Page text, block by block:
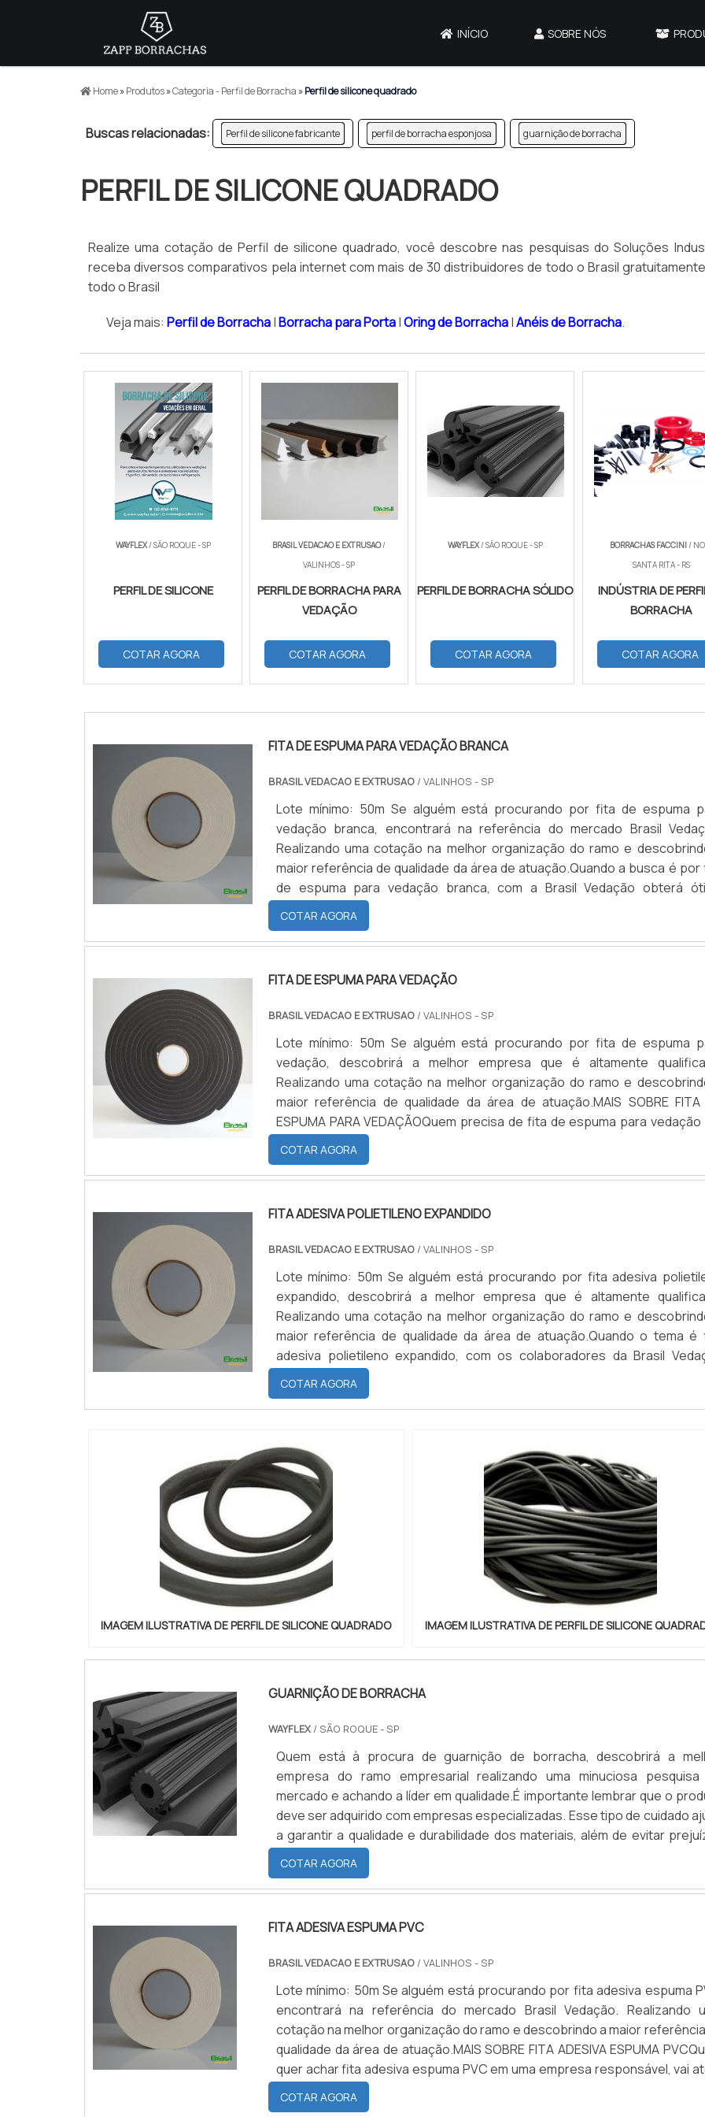
INÍCIO SOBRE NÓS
Home»Produtos»Categoria - Perfil de Borracha »Perfil de silicone quadrado
Buscas relacionadas: Perfil de silicone fabricante perfil de borracha esponjosa guarnição de borracha
PERFIL DE SILICONE QUADRADO
Realize uma cotação de Perfil de silicone quadrado, você descobre nas pesquisas do Soluções
receba diversos comparativos pela internet com mais de 30 distribuidores de todo o Brasil
todo o Brasil
Veja mais: Perfil de Borracha|Borracha para Porta|Oring de Borracha|Anéis de Borracha.
WAYFLEX/ SÃO ROQUE - SP
PERFIL DE SILICONE
COTAR AGORA
BRASIL VEDACAO E EXTRUSAO/
VALINHOS - SP
PERFIL DE BORRACHA PARA
VEDAÇÃO
COTAR AGORA
WAYFLEX/ SÃO ROQUE - SP
PERFIL DE BORRACHA SÓLIDO
COTAR AGORA
BORRACHAS FACCINI/
SANTA RITA - RS
INDÚSTRIA DE
BORRACHA
COTAR AGORA
FITA DE ESPUMA PARA VEDAÇÃO BRANCA
BRASIL VEDACAO E EXTRUSAO / VALINHOS - SP
Lote mínimo: 50m Se alguém está procurando por fita de espuma
vedação branca, encontrará na referência do mercado Brasil
Realizando uma cotação na melhor organização do ramo e
maior referência de qualidade da área de atuação.Quando a busca é por
de espuma para vedação branca, com a Brasil Vedação obterá
qualidade com cores sólidas e duráveis, que não desbotam ou
SOBRE FITA DE ESPUMA P...
COTAR AGORA
FITA DE ESPUMA PARA VEDAÇÃO
BRASIL VEDACAO E EXTRUSAO / VALINHOS - SP
Lote mínimo: 50m Se alguém está procurando por fita de espuma
vedação, descobrirá a melhor empresa que é altamente
Realizando uma cotação na melhor organização do ramo e
maior referência de qualidade da área de atuação.MAIS SOBRE FITA
ESPUMA PARA VEDAÇÃOQuem precisa de fita de espuma para vedação
uma empresa inovadora, consegue encontrar o site da Brasil Vedação.
possível encontrar borrachas fabri...
COTAR AGORA
FITA ADESIVA POLIETILENO EXPANDIDO
BRASIL VEDACAO E EXTRUSAO / VALINHOS - SP
Lote mínimo: 50m Se alguém está procurando por fita adesiva
expandido, descobrirá a melhor empresa que é altamente
Realizando uma cotação na melhor organização do ramo e
maior referência de qualidade da área de atuação.Quando o tema é
adesiva polietileno expandido, com os colaboradores da Brasil
poderá encontrar excelente custo-benefício com cores sólidas e
que não desbotam o...
COTAR AGORA
IMAGEM ILUSTRATIVA DE PERFIL DE SILICONE QUADRADO IMAGEM ILUSTRATIVA DE PERFIL DE SILICONE
GUARNIÇÃO DE BORRACHA
WAYFLEX/ SÃO ROQUE - SP
Quem está à procura de guarnição de borracha, descobrirá a
empresa do ramo empresarial realizando uma minuciosa
mercado e achando a líder em qualidade.É importante lembrar que o
deve ser adquirido com empresas especializadas. Esse tipo de cuidado
a garantir a qualidade e durabilidade dos materiais, além de evitar
com substituições frequentes de produtos que não cumprem com
funções adequadamente. Assim, é possível poupar
desnecessários.DETALHES SOBRE A GUARNIÇÃO DE BORRACHAQuem
encontra na WayFlex. Na companhia, é possível encontrar artefatos
do que visar apenas lucratividade, deve oferecer produtos e serviços
tenham ótima qualidade e precisão, características simples, mas
mostram o comprometimento da empresa com seus clientes.Existem
formas diferentes de demonstrar conhecimento e autoridade em uma
de atuação. Abaixo os motivos pelos quais a WayFlex é a melhor
segmento quando procurar por guarnição de borracha:Comprometida
as pessoas e com o meio
COTAR AGORA
FITA ADESIVA ESPUMA PVC
BRASIL VEDACAO E EXTRUSAO/ VALINHOS - SP
Lote mínimo: 50m Se alguém está procurando por fita adesiva espuma
encontrará na referência do mercado Brasil Vedação. Realizando
cotação na melhor organização do ramo e descobrindo a maior
qualidade da área de atuação.MAIS SOBRE FITA ADESIVA ESPUMA
quer achar fita adesiva espuma PVC em uma empresa responsável, vai
site da Brasil Vedação. A empresa tem em seu escopo borrachas
no composto de ECO PVC e espumas adesivas em PVC e polietileno,
COTAR AGORA